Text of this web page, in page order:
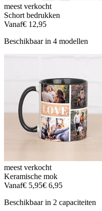
meest verkocht
Schort bedrukken
Vanaf€ 12,95
Beschikbaar in 4 modellen
meest verkocht
Keramische mok
Vanaf€ 5,95€ 6,95
Beschikbaar in 2 capaciteiten